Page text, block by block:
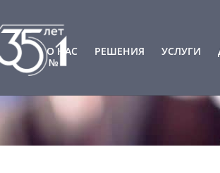
О НАС РЕШЕНИЯ УСЛУГИ